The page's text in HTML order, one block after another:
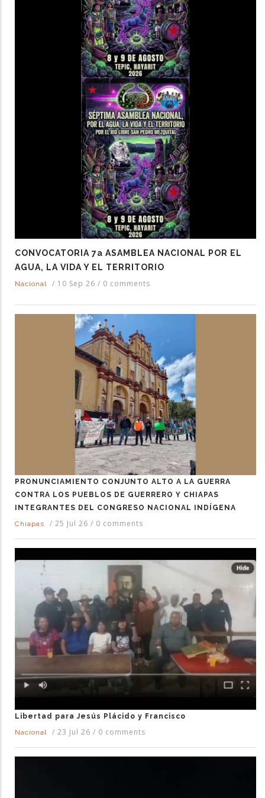
CONVOCATORIA 7a ASAMBLEA NACIONAL POR EL
AGUA, LA VIDA Y EL TERRITORIO
Nacional / 10 Sep 26 / 0 comments
PRONUNCIAMIENTO CONJUNTO ALTO A LA GUERRA
CONTRA LOS PUEBLOS DE GUERRERO Y CHIAPAS
INTEGRANTES DEL CONGRESO NACIONAL INDÍGENA
Chiapas
/ 25 Jul 26 / 0 comments
Libertad para Jesús Plácido y Francisco
Nacional
/ 23 Jul 26 / 0 comments